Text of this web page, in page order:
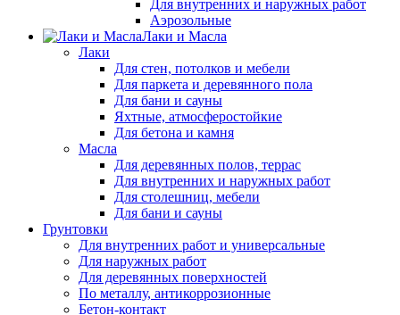
Для внутренних и наружных работ
Аэрозольные
Лаки и Масла
Лаки
Для стен, потолков и мебели
Для паркета и деревянного пола
Для бани и сауны
Яхтные, атмосферостойкие
Для бетона и камня
Масла
Для деревянных полов, террас
Для внутренних и наружных работ
Для столешниц, мебели
Для бани и сауны
Грунтовки
Для внутренних работ и универсальные
Для наружных работ
Для деревянных поверхностей
По металлу, антикоррозионные
Бетон-контакт